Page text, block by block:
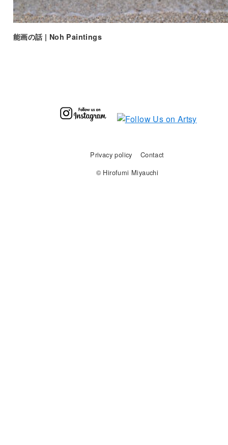
能画の話 | Noh Paintings
Privacy policy
Contact
© Hirofumi Miyauchi